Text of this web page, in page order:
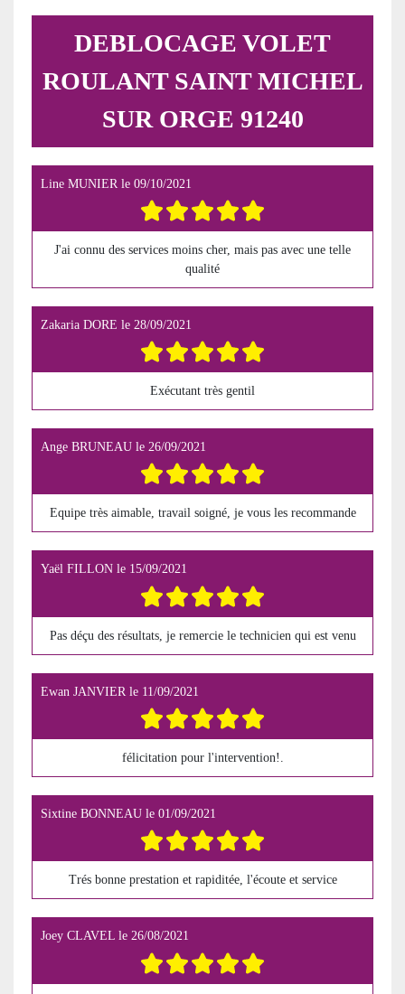
DEBLOCAGE VOLET
ROULANT SAINT MICHEL
SUR ORGE 91240
Line MUNIER le 09/10/2021
J'ai connu des services moins cher, mais pas avec une telle
qualité
Zakaria DORE le 28/09/2021
Exécutant très gentil
Ange BRUNEAU le 26/09/2021
Equipe très aimable, travail soigné, je vous les recommande
Yaël FILLON le 15/09/2021
Pas déçu des résultats, je remercie le technicien qui est venu
Ewan JANVIER le 11/09/2021
félicitation pour l'intervention!.
Sixtine BONNEAU le 01/09/2021
Trés bonne prestation et rapiditée, l'écoute et service
Joey CLAVEL le 26/08/2021